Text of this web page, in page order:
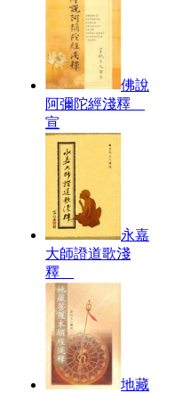
佛說
阿彌陀經淺釋
宣
永嘉
大師證道歌淺
釋
地藏